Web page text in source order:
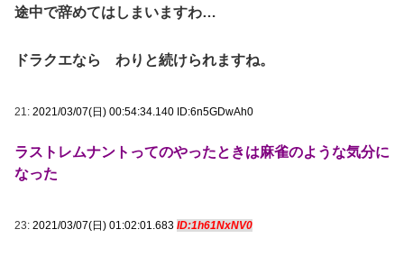
途中で辞めてはしまいますわ…
ドラクエなら わりと続けられますね。
21: 2021/03/07(日) 00:54:34.140 ID:6n5GDwAh0
ラストレムナントってのやったときは麻雀のような気分に
なった
23: 2021/03/07(日) 01:02:01.683 ID:1h61NxNV0